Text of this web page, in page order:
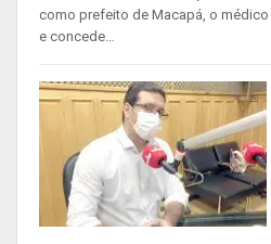
como prefeito de Macapá, o médico
e concede…